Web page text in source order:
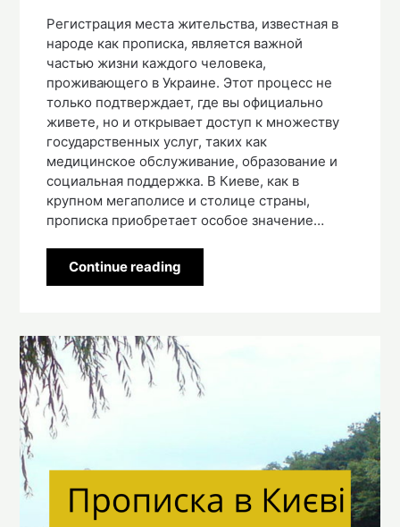
Регистрация места жительства, известная в
народе как прописка, является важной
частью жизни каждого человека,
проживающего в Украине. Этот процесс не
только подтверждает, где вы официально
живете, но и открывает доступ к множеству
государственных услуг, таких как
медицинское обслуживание, образование и
социальная поддержка. В Киеве, как в
крупном мегаполисе и столице страны,
прописка приобретает особое значение…
Continue reading